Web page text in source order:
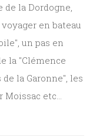
de la Dordogne,
en bateau
un pas en
la "Clémence
la Garonne", les
Moissac etc...